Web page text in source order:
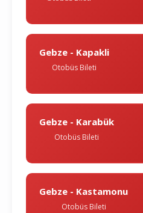
Gebze - Kapakli
Otobüs Bileti
Gebze - Karabük
Otobüs Bileti
Gebze - Kastamonu
Otobüs Bileti